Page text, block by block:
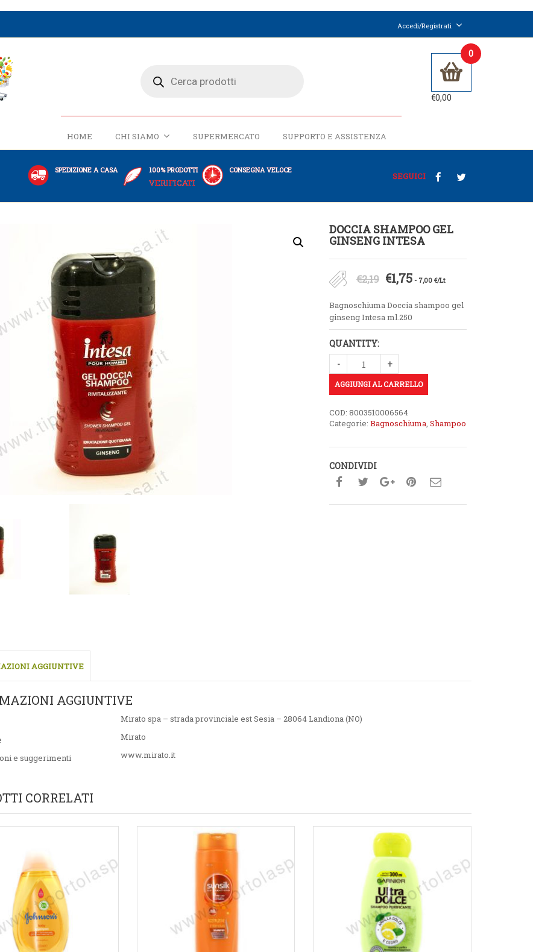
Accedi/Registrati
HOME CHI SIAMO SUPERMERCATO SUPPORTO E ASSISTENZA
0
€0,00
SPEDIZIONE A CASA 100% PRODOTTI
VERIFICATI
CONSEGNA VELOCE
SEGUICI
DOCCIA SHAMPOO GEL
GINSENG INTESA
€2,19 Il
originale
era:
€2,19.
€1,75Il
è:
- 7,00 €/Lt
Bagnoschiuma Doccia shampoo gel
ginseng Intesa ml.250
QUANTITY:
AGGIUNGI AL CARRELLO
COD:8003510006564
Categorie:Bagnoschiuma,Shampoo
CONDIVIDI
AGGIUNTIVE
AGGIUNTIVE
Mirato spa – strada provinciale est Sesia – 28064 Landiona (NO)
Mirato
e suggerimenti
www.mirato.it
CORRELATI